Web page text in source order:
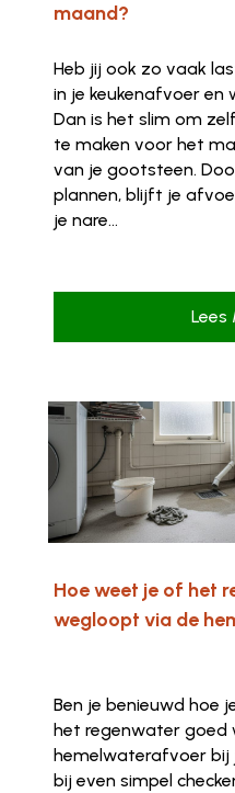
maand?
Heb jij ook zo vaak
in je keukenafvoer en
Dan is het slim om
te maken voor het
van je gootsteen.
plannen, blijft je
je nare...
Lees
Hoe weet je of het
wegloopt via de
Ben je benieuwd hoe
het regenwater goed
hemelwaterafvoer bij
bij even simpel